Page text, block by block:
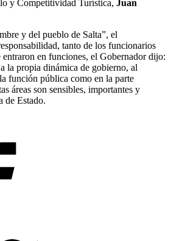
y Competitividad Turística, Juan
y del pueblo de Salta”, el
tanto de los funcionarios
entraron en funciones, el Gobernador dijo:
la propia dinámica de gobierno, al
función pública como en la parte
áreas son sensibles, importantes y
de Estado.